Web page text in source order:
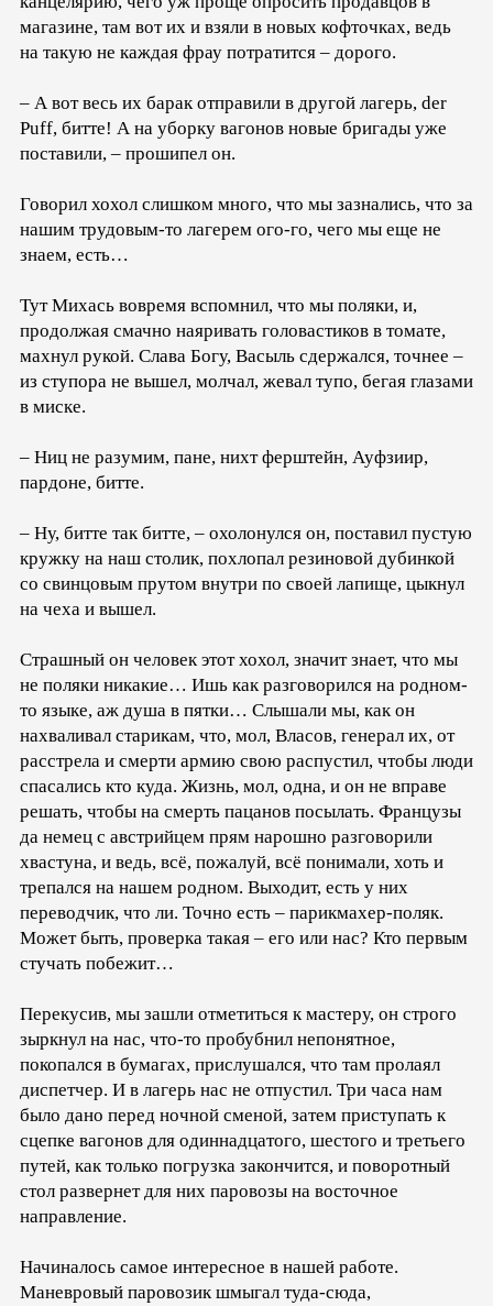
магазине, там вот их и взяли в новых кофточках, ведь
на такую не каждая фрау потратится – дорого.
– А вот весь их барак отправили в другой лагерь, der
Puff, битте! А на уборку вагонов новые бригады уже
поставили, – прошипел он.
Говорил хохол слишком много, что мы зазнались, что за
нашим трудовым-то лагерем ого-го, чего мы еще не
знаем, есть…
Тут Михась вовремя вспомнил, что мы поляки, и,
продолжая смачно наяривать головастиков в томате,
махнул рукой. Слава Богу, Васыль сдержался, точнее –
из ступора не вышел, молчал, жевал тупо, бегая глазами
в миске.
– Ниц не разумим, пане, нихт ферштейн, Ауфзиир,
пардоне, битте.
– Ну, битте так битте, – охолонулся он, поставил пустую
кружку на наш столик, похлопал резиновой дубинкой
со свинцовым прутом внутри по своей лапище, цыкнул
на чеха и вышел.
Страшный он человек этот хохол, значит знает, что мы
не поляки никакие… Ишь как разговорился на родном-
то языке, аж душа в пятки… Слышали мы, как он
нахваливал старикам, что, мол, Власов, генерал их, от
расстрела и смерти армию свою распустил, чтобы люди
спасались кто куда. Жизнь, мол, одна, и он не вправе
решать, чтобы на смерть пацанов посылать. Французы
да немец с австрийцем прям нарошно разговорили
хвастуна, и ведь, всё, пожалуй, всё понимали, хоть и
трепался на нашем родном. Выходит, есть у них
переводчик, что ли. Точно есть – парикмахер-поляк.
Может быть, проверка такая – его или нас? Кто первым
стучать побежит…
Перекусив, мы зашли отметиться к мастеру, он строго
зыркнул на нас, что-то пробубнил непонятное,
покопался в бумагах, прислушался, что там пролаял
диспетчер. И в лагерь нас не отпустил. Три часа нам
было дано перед ночной сменой, затем приступать к
сцепке вагонов для одиннадцатого, шестого и третьего
путей, как только погрузка закончится, и поворотный
стол развернет для них паровозы на восточное
направление.
Начиналось самое интересное в нашей работе.
Маневровый паровозик шмыгал туда-сюда,